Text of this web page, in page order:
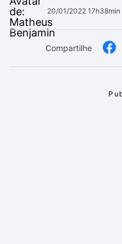
20/01/2022 17h38min
Compartilhe